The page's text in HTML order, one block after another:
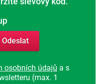
Úplet nebo Aloe
u zákazníků.
a jsou vyrobeny ze
je navíc obohacen o
Odeslat
osobních údajů a s
(max. 1